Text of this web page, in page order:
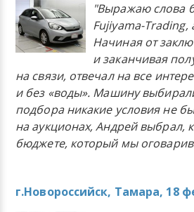
"Выражаю слова
Fujiyama-
Начиная от
и заканчивая
на связи, отвечал на все
и без «воды». Машину
подбора никакие условия не
на аукционах, Андрей выбрал,
бюджете, который мы
г.Новороссийск, Тамара, 18